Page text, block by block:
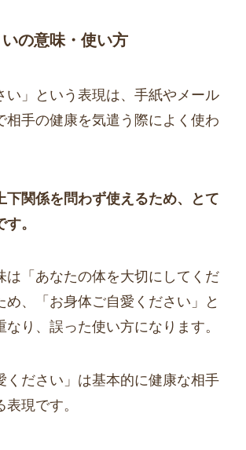
の意味・使い方
い」という表現は、手紙やメール
相手の健康を気遣う際によく使わ
下関係を問わず使えるため、とて
。
は「あなたの体を大切にしてくだ
め、「お身体ご自愛ください」と
り、誤った使い方になります。
ください」は基本的に健康な相手
現です。